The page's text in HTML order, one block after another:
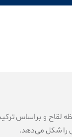
لقاح و براساس